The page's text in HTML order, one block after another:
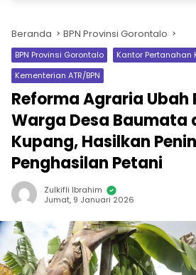
Beranda BPN Provinsi Gorontalo
BPN Provinsi Gorontalo
Kantor Pertanahan
Kementerian ATR/BPN
Reforma Agraria Ubah
Warga Desa Baumata
Kupang, Hasilkan
Penghasilan Petani
Zulkifli Ibrahim
Jumat, 9 Januari 2026